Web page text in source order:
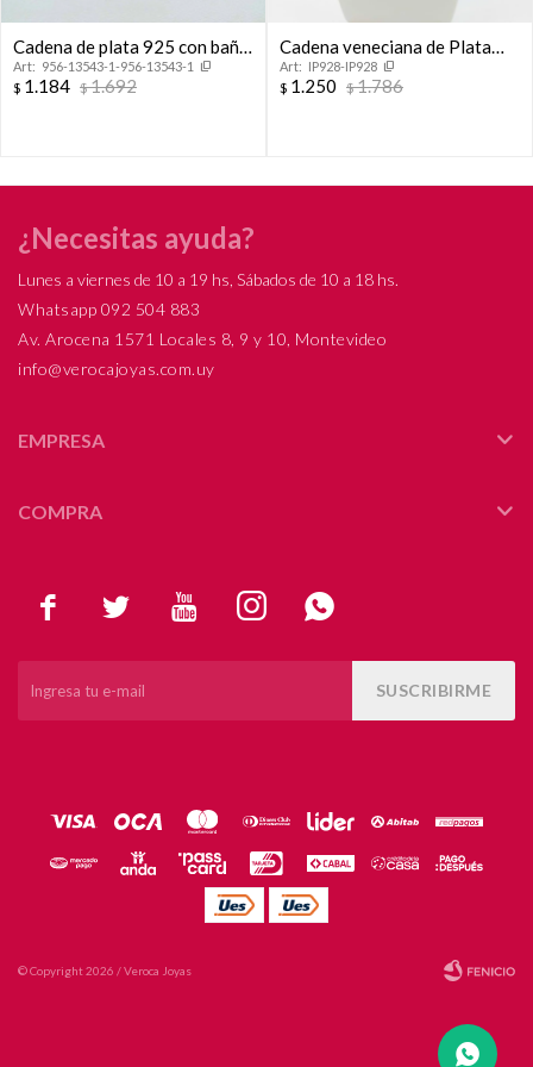
Cadena de plata 925 con baño
de oro amarillo, 40 cm.
956-13543-1-956-13543-1
$ 1.184 $1.692
Cadena veneciana de Plata
925 rodinada.
IP928-IP928
$ 1.250 $1.786
    
SUSCRIBIRME
¿Necesitas ayuda?
Lunes a viernes de 10 a 19 hs, Sábados de 10 a 18 hs.
Whatsapp 092 504 883
Av. Arocena 1571 Locales 8, 9 y 10, Montevideo
info@verocajoyas.com.uy
EMPRESA
COMPRA
© Copyright 2026 / Veroca Joyas